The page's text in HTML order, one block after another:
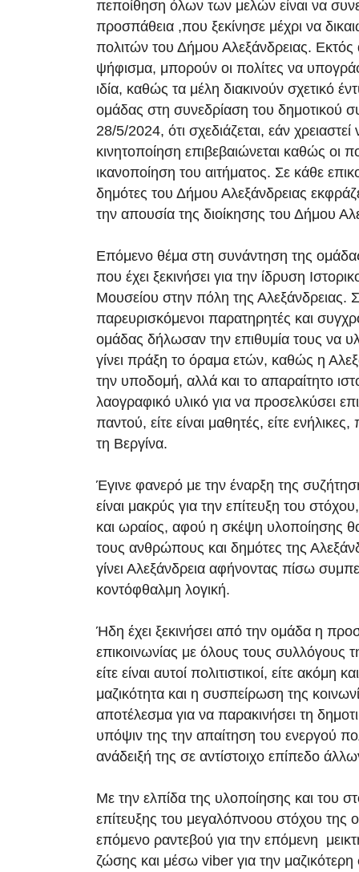
πεποίθηση όλων των μελών είναι να
προσπάθεια ,που ξεκίνησε μέχρι να
πολιτών του Δήμου Αλεξάνδρειας. Εκτός
ψήφισμα, μπορούν οι πολίτες να
ιδία, καθώς τα μέλη διακινούν σχετικό
ομάδας στη συνεδρίαση του δημοτικού
28/5/2024, ότι σχεδιάζεται, εάν χρειαστεί
κινητοποίηση επιβεβαιώνεται καθώς οι
ικανοποίηση του αιτήματος. Σε κάθε
δημότες του Δήμου Αλεξάνδρειας
την απουσία της διοίκησης του Δήμου
Επόμενο θέμα στη συνάντηση της
που έχει ξεκινήσει για την ίδρυση
Μουσείου στην πόλη της Αλεξάνδρειας.
παρευρισκόμενοι παρατηρητές και
ομάδας δήλωσαν την επιθυμία τους να
γίνει πράξη το όραμα ετών, καθώς η
την υποδομή, αλλά και το απαραίτητο
λαογραφικό υλικό για να προσελκύσει
παντού, είτε είναι μαθητές, είτε
τη Βεργίνα.
Έγινε φανερό με την έναρξη της
είναι μακρύς για την επίτευξη του
και ωραίος, αφού η σκέψη υλοποίησης
τους ανθρώπους και δημότες της
γίνει Αλεξάνδρεια αφήνοντας πίσω
κοντόφθαλμη λογική.
Ήδη έχει ξεκινήσει από την ομάδα η
επικοινωνίας με όλους τους συλλόγους
είτε είναι αυτοί πολιτιστικοί, είτε ακόμη
μαζικότητα και η συσπείρωση της
αποτέλεσμα για να παρακινήσει τη
υπόψιν της την απαίτηση του ενεργού
ανάδειξή της σε αντίστοιχο επίπεδο
Με την ελπίδα της υλοποίησης και του
επίτευξης του μεγαλόπνοου στόχου της
επόμενο ραντεβού για την επόμενη
ζώσης και μέσω viber για την μαζικότερη